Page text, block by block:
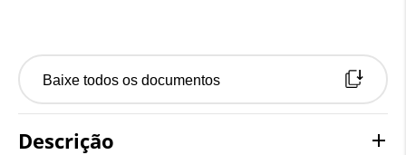
Baixe todos os documentos
Descrição